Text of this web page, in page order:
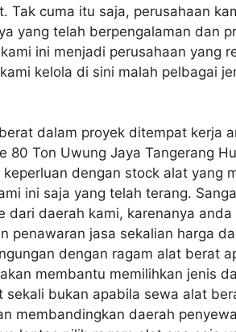
Tak cuma itu saja, perusahaan
yang telah berpengalaman dan
ini menjadi perusahaan yang
kelola di sini malah pelbagai
dalam proyek ditempat kerja
80 Ton Uwung Jaya Tangerang
keperluan dengan stock alat yang
ini saja yang telah terang.
dari daerah kami, karenanya
penawaran jasa sekalian harga
dengan ragam alat berat
membantu memilihkan jenis
sekali bukan apabila sewa alat
membandingkan daerah